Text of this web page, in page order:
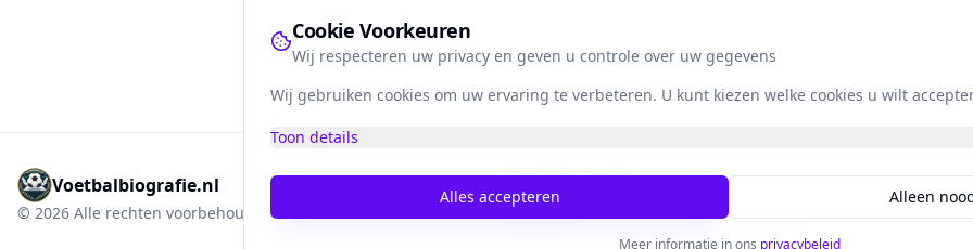
Cookie Voorkeuren
Wij respecteren uw privacy en geven u controle over uw gegevens
Wij gebruiken cookies om uw ervaring te verbeteren. U kunt kiezen welke cookies u wilt
Toon details
Alles accepteren Alleen
Meer informatie in ons privacybeleid
Voetbalbiografie.nl
© 2026 Alle rechten voorbehouden.
Populaire Landen
Nederland
Duitsland
Engeland